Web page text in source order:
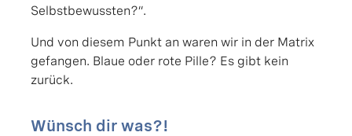
Selbstbewussten?“.
Und von diesem Punkt an waren wir in der Matrix
gefangen. Blaue oder rote Pille? Es gibt kein
zurück.
Wünsch dir was?!